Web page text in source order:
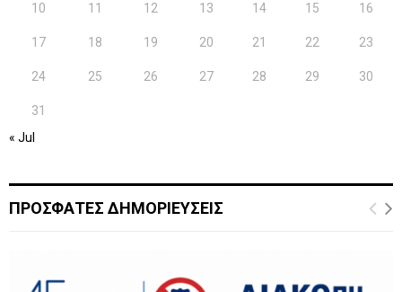
10 11 12 13 14 15 16
17 18 19 20 21 22 23
24 25 26 27 28 29 30
31
« Jul
ΠΡΟΣΦΑΤΕΣ ΔΗΜΟΡΙΕΥΣΕΙΣ